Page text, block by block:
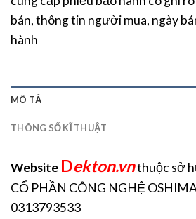
bán, thông tin người mua, ngày
hành
MÔ TẢ
THÔNG SỐ KĨ THUẬT
Website Dekton.vnthuộc sở
CỔ PHẦN CÔNG NGHỆ
0313793533